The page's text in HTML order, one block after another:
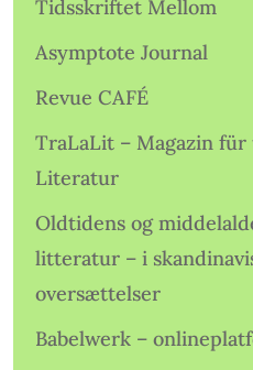
Tidsskriftet Mellom
Asymptote Journal
Revue CAFÉ
TraLaLit – Magazin für
Literatur
Oldtidens og
litteratur – i
oversættelser
Babelwerk –